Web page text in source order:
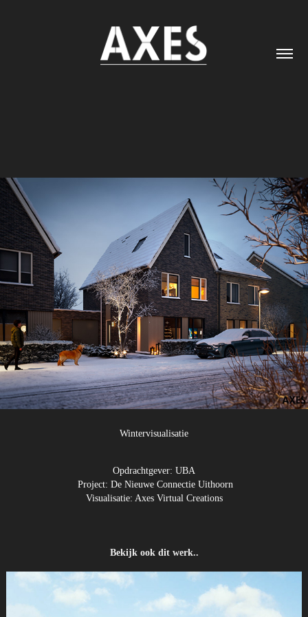
Wintervisualisatie
Opdrachtgever: UBA
Project: De Nieuwe Connectie Uithoorn
Visualisatie: Axes Virtual Creations
Bekijk ook dit werk..